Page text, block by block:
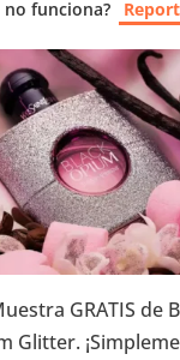
no funciona?
GRATIS de
Glitter.